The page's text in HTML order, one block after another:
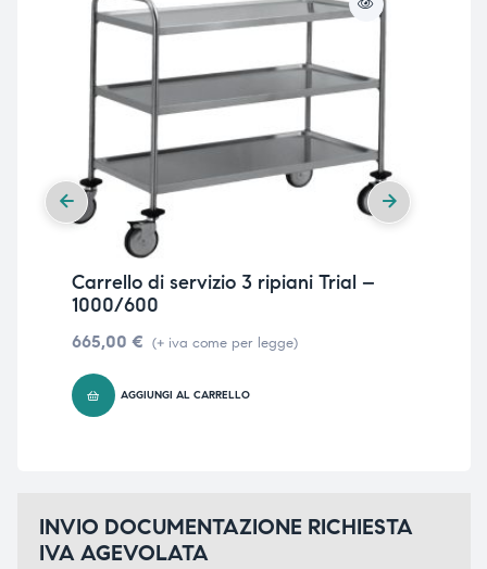
Carrello di servizio 3 ripiani Trial –
1000/600
665,00 € (+ iva come per legge)
AGGIUNGI AL CARRELLO
INVIO DOCUMENTAZIONE RICHIESTA
IVA AGEVOLATA